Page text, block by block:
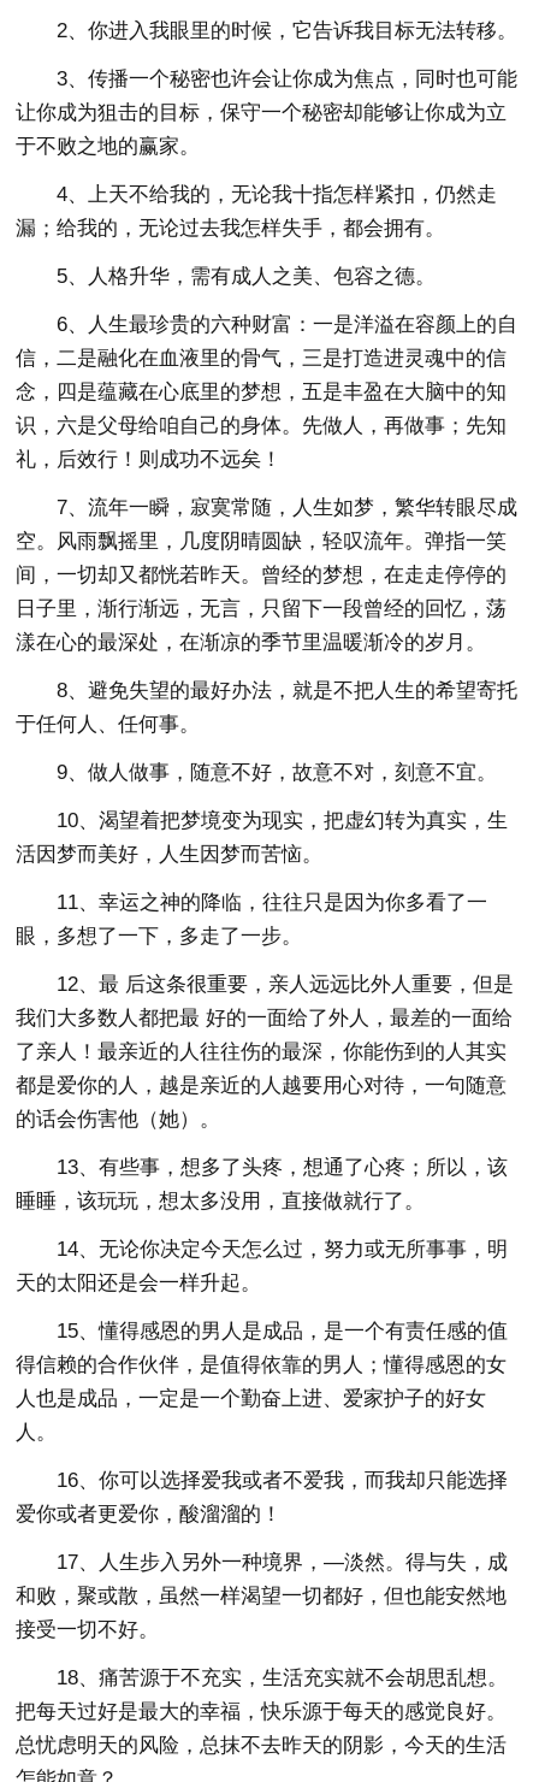
2、你进入我眼里的时候，它告诉我目标无法转移。
3、传播一个秘密也许会让你成为焦点，同时也可能
让你成为狙击的目标，保守一个秘密却能够让你成为立
于不败之地的赢家。
4、上天不给我的，无论我十指怎样紧扣，仍然走
漏；给我的，无论过去我怎样失手，都会拥有。
5、人格升华，需有成人之美、包容之德。
6、人生最珍贵的六种财富：一是洋溢在容颜上的自
信，二是融化在血液里的骨气，三是打造进灵魂中的信
念，四是蕴藏在心底里的梦想，五是丰盈在大脑中的知
识，六是父母给咱自己的身体。先做人，再做事；先知
礼，后效行！则成功不远矣！
7、流年一瞬，寂寞常随，人生如梦，繁华转眼尽成
空。风雨飘摇里，几度阴晴圆缺，轻叹流年。弹指一笑
间，一切却又都恍若昨天。曾经的梦想，在走走停停的
日子里，渐行渐远，无言，只留下一段曾经的回忆，荡
漾在心的最深处，在渐凉的季节里温暖渐冷的岁月。
8、避免失望的最好办法，就是不把人生的希望寄托
于任何人、任何事。
9、做人做事，随意不好，故意不对，刻意不宜。
10、渴望着把梦境变为现实，把虚幻转为真实，生
活因梦而美好，人生因梦而苦恼。
11、幸运之神的降临，往往只是因为你多看了一
眼，多想了一下，多走了一步。
12、最 后这条很重要，亲人远远比外人重要，但是
我们大多数人都把最 好的一面给了外人，最差的一面给
了亲人！最亲近的人往往伤的最深，你能伤到的人其实
都是爱你的人，越是亲近的人越要用心对待，一句随意
的话会伤害他（她）。
13、有些事，想多了头疼，想通了心疼；所以，该
睡睡，该玩玩，想太多没用，直接做就行了。
14、无论你决定今天怎么过，努力或无所事事，明
天的太阳还是会一样升起。
15、懂得感恩的男人是成品，是一个有责任感的值
得信赖的合作伙伴，是值得依靠的男人；懂得感恩的女
人也是成品，一定是一个勤奋上进、爱家护子的好女
人。
16、你可以选择爱我或者不爱我，而我却只能选择
爱你或者更爱你，酸溜溜的！
17、人生步入另外一种境界，—淡然。得与失，成
和败，聚或散，虽然一样渴望一切都好，但也能安然地
接受一切不好。
18、痛苦源于不充实，生活充实就不会胡思乱想。
把每天过好是最大的幸福，快乐源于每天的感觉良好。
总忧虑明天的风险，总抹不去昨天的阴影，今天的生活